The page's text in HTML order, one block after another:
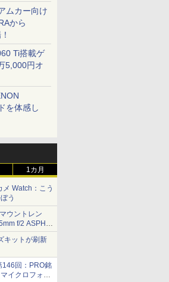
ムカー向け
から
Ti搭載ゲ
5,000円オ
を体感し
1カ月
Watch：こう
う
ウントレン
f/2 ASPH.
キットが刷新
146回：PRO銘
イクロフォー